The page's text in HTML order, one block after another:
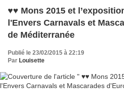
♥♥ Mons 2015 et l’exposition Le Monde
l'Envers Carnavals et Mascarades d'Europe et
de Méditerranée
Publié le 23/02/2015 à 22:19
Par Louisette